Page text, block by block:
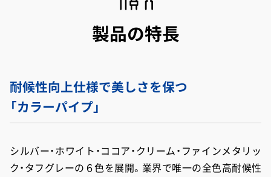
製品の特長
耐候性向上仕様で美しさを保つ
「カラーパイプ」
シルバー・ホワイト・ココア・クリーム・ファインメタリッ
ク・タフグレーの６色を展開。業界で唯一の全色高耐候性